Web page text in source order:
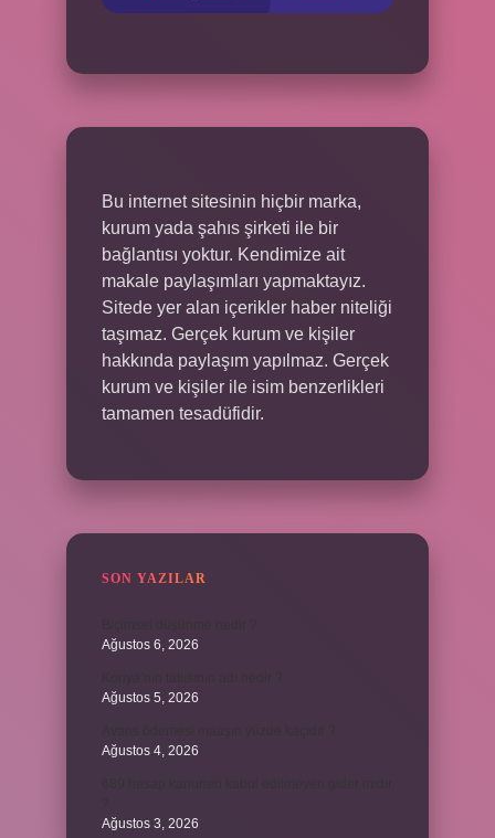
Bu internet sitesinin hiçbir marka,
kurum yada şahıs şirketi ile bir
bağlantısı yoktur. Kendimize ait
makale paylaşımları yapmaktayız.
Sitede yer alan içerikler haber niteliği
taşımaz. Gerçek kurum ve kişiler
hakkında paylaşım yapılmaz. Gerçek
kurum ve kişiler ile isim benzerlikleri
tamamen tesadüfidir.
SON YAZILAR
Ağustos 6, 2026
Ağustos 5, 2026
Ağustos 4, 2026
Ağustos 3, 2026